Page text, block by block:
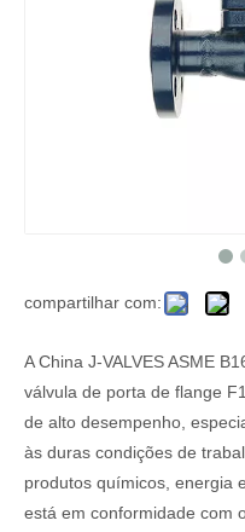
compartilhar com:
A China J-VALVES ASME
válvula de porta de flange
de alto desempenho,
às duras condições de
produtos químicos, energia
está em conformidade com